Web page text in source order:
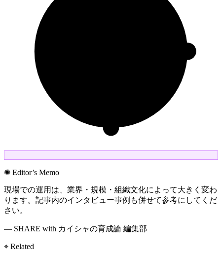
✺ Editor’s Memo
現場での運用は、業界・規模・組織文化によって大きく変わ
ります。記事内のインタビュー事例も併せて参考にしてくだ
さい。
— SHARE with カイシャの育成論 編集部
⌖ Related